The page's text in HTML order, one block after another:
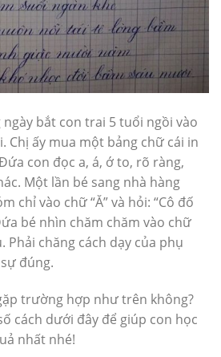
bắt con trai 5 tuổi ngồi vào
Chị ấy mua một bảng chữ cái in
con đọc a, á, ớ to, rõ ràng,
Một lần bé sang nhà hàng
chỉ vào chữ “Ă” và hỏi: “Cô đố
bé nhìn chăm chăm vào chữ
Phải chăng cách dạy của phụ
đúng.
trường hợp như trên không?
cách dưới đây để giúp con học
nhất nhé!